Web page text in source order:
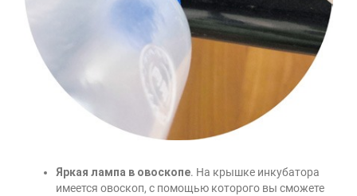
Яркая лампа в овоскопе. На крышке инкубатора
имеется овоскоп, с помощью которого вы сможете